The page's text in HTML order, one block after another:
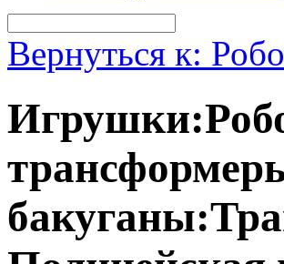
Вернуться к: